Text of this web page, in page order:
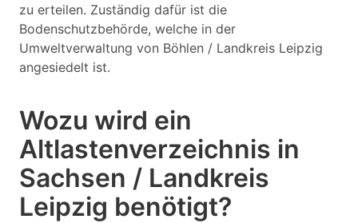
zu erteilen. Zuständig dafür ist die
Bodenschutzbehörde, welche in der
Umweltverwaltung von Böhlen / Landkreis Leipzig
angesiedelt ist.
Wozu wird ein
Altlastenverzeichnis in
Sachsen / Landkreis
Leipzig benötigt?